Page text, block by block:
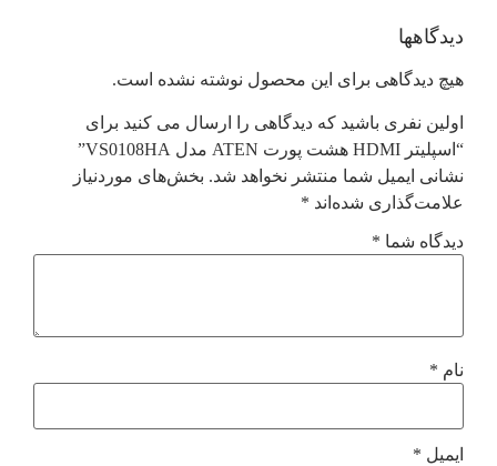
دیدگاهها
هیچ دیدگاهی برای این محصول نوشته نشده است.
اولین نفری باشید که دیدگاهی را ارسال می کنید برای
“اسپلیتر HDMI هشت پورت ATEN مدل VS0108HA”
نشانی ایمیل شما منتشر نخواهد شد. بخش‌های موردنیاز
علامت‌گذاری شده‌اند *
دیدگاه شما *
نام *
ایمیل *